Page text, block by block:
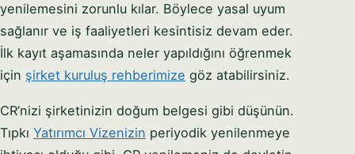
yenilemesini zorunlu kılar. Böylece yasal uyum
sağlanır ve iş faaliyetleri kesintisiz devam eder.
İlk kayıt aşamasında neler yapıldığını öğrenmek
için şirket kuruluş rehberimize göz atabilirsiniz.
CR’nizi şirketinizin doğum belgesi gibi düşünün.
Tıpkı Yatırımcı Vizenizin periyodik yenilenmeye
Syeda Khatoon Zahra
AI Assistant
العربية
Zahra from Setup in Bahrain. We help investors
from around the world register companies
quickly and smoothly. 👉 Tell me — what type